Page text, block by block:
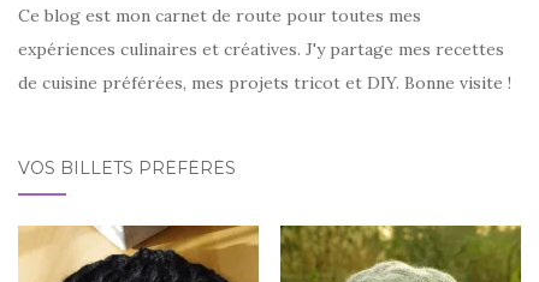
Ce blog est mon carnet de route pour toutes mes
expériences culinaires et créatives. J'y partage mes recettes
de cuisine préférées, mes projets tricot et DIY. Bonne visite !
VOS BILLETS PRÉFÉRÉS